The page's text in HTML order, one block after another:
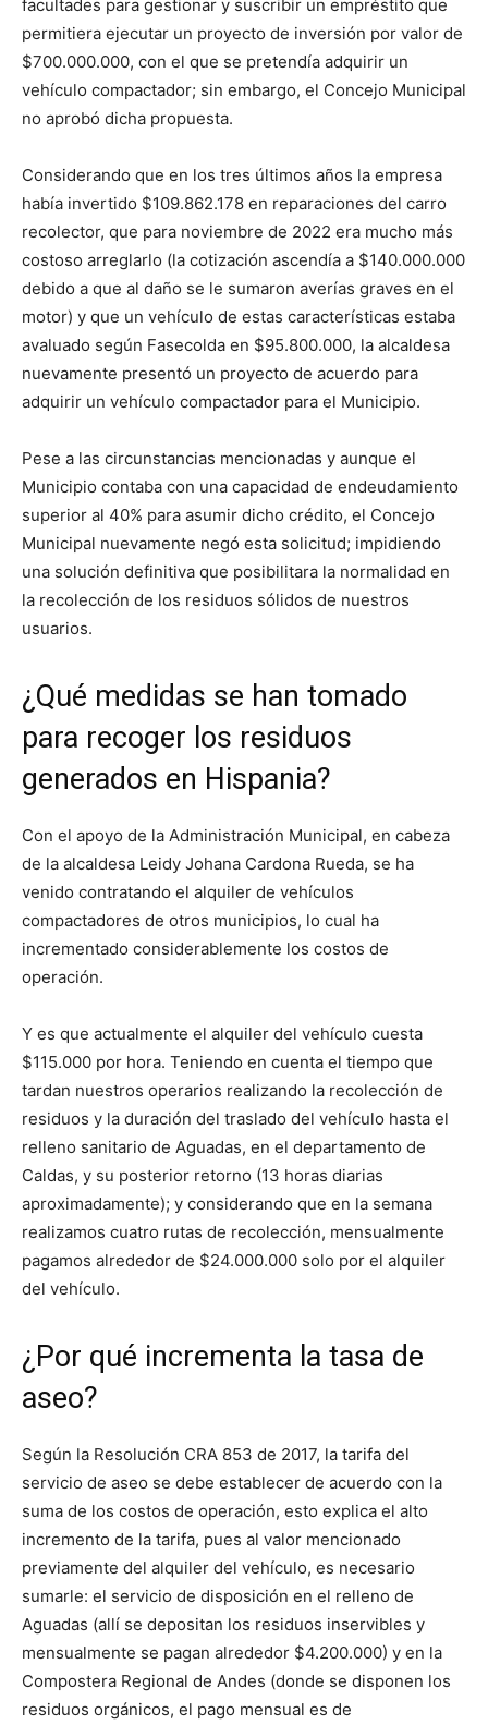
facultades para gestionar y suscribir un empréstito que
permitiera ejecutar un proyecto de inversión por valor de
$700.000.000, con el que se pretendía adquirir un
vehículo compactador; sin embargo, el Concejo Municipal
no aprobó dicha propuesta.
Considerando que en los tres últimos años la empresa
había invertido $109.862.178 en reparaciones del carro
recolector, que para noviembre de 2022 era mucho más
costoso arreglarlo (la cotización ascendía a $140.000.000
debido a que al daño se le sumaron averías graves en el
motor) y que un vehículo de estas características estaba
avaluado según Fasecolda en $95.800.000, la alcaldesa
nuevamente presentó un proyecto de acuerdo para
adquirir un vehículo compactador para el Municipio.
Pese a las circunstancias mencionadas y aunque el
Municipio contaba con una capacidad de endeudamiento
superior al 40% para asumir dicho crédito, el Concejo
Municipal nuevamente negó esta solicitud; impidiendo
una solución definitiva que posibilitara la normalidad en
la recolección de los residuos sólidos de nuestros
usuarios.
¿Qué medidas se han tomado
para recoger los residuos
generados en Hispania?
Con el apoyo de la Administración Municipal, en cabeza
de la alcaldesa Leidy Johana Cardona Rueda, se ha
venido contratando el alquiler de vehículos
compactadores de otros municipios, lo cual ha
incrementado considerablemente los costos de
operación.
Y es que actualmente el alquiler del vehículo cuesta
$115.000 por hora. Teniendo en cuenta el tiempo que
tardan nuestros operarios realizando la recolección de
residuos y la duración del traslado del vehículo hasta el
relleno sanitario de Aguadas, en el departamento de
Caldas, y su posterior retorno (13 horas diarias
aproximadamente); y considerando que en la semana
realizamos cuatro rutas de recolección, mensualmente
pagamos alrededor de $24.000.000 solo por el alquiler
del vehículo.
¿Por qué incrementa la tasa de
aseo?
Según la Resolución CRA 853 de 2017, la tarifa del
servicio de aseo se debe establecer de acuerdo con la
suma de los costos de operación, esto explica el alto
incremento de la tarifa, pues al valor mencionado
previamente del alquiler del vehículo, es necesario
sumarle: el servicio de disposición en el relleno de
Aguadas (allí se depositan los residuos inservibles y
mensualmente se pagan alrededor $4.200.000) y en la
Compostera Regional de Andes (donde se disponen los
residuos orgánicos, el pago mensual es de